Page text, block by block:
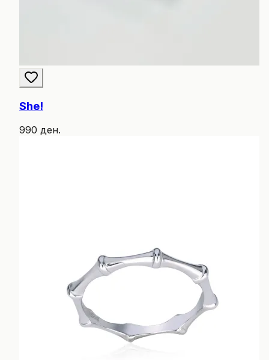
She!
990 ден.